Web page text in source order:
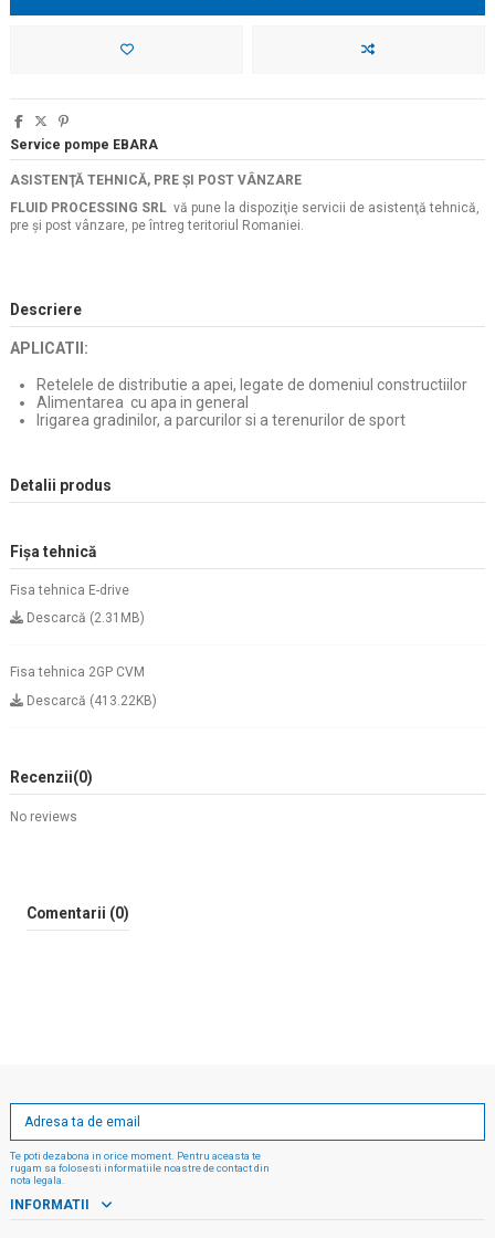
Service pompe EBARA
ASISTENŢĂ TEHNICĂ, PRE ŞI POST VÂNZARE
FLUID PROCESSING SRL vă pune la dispoziţie servicii de asistenţă tehnică,
pre şi post vânzare, pe întreg teritoriul Romaniei.
Descriere
APLICATII:
Retelele de distributie a apei, legate de domeniul constructiilor
Alimentarea cu apa in general
Irigarea gradinilor, a parcurilor si a terenurilor de sport
Detalii produs
Fișa tehnică
Fisa tehnica E-drive
Descarcă (2.31MB)
Fisa tehnica 2GP CVM
Descarcă (413.22KB)
Recenzii(0)
No reviews
Comentarii (0)
Te poti dezabona in orice moment. Pentru aceasta te
rugam sa folosesti informatiile noastre de contact din
nota legala.
INFORMATII